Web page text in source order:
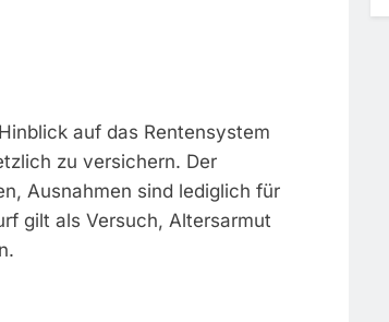
auf das Rentensystem
zu versichern. Der
Ausnahmen sind lediglich für
gilt als Versuch, Altersarmut